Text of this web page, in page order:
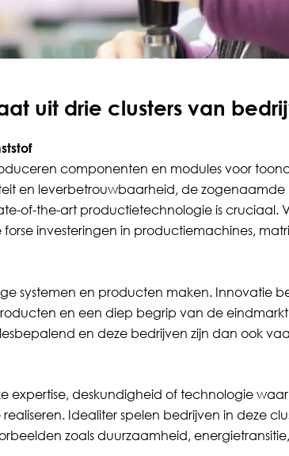
uit drie clusters van
componenten en modules voor
en leverbetrouwbaarheid, de
of-the-art productietechnologie is cruciaal.
investeringen in productiemachines,
systemen en producten maken. Innovatie
en een diep begrip van de eindmarkt
en deze bedrijven zijn dan ook
expertise, deskundigheid of technologie
Idealiter spelen bedrijven in deze
zoals duurzaamheid, energietransitie,